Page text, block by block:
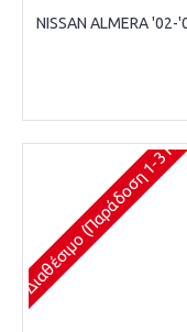
Διαθέσιμο (Παράδοση